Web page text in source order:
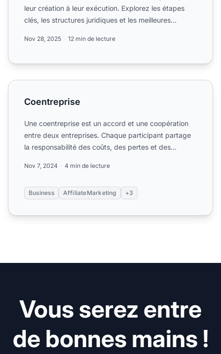
leur création à leur exécution. Explorez les étapes
clés, les structures juridiques et les meilleures
Nov 28, 2025 12 min de lecture
Coentreprise
Coentreprise
Une coentreprise est un accord et une coopération
entre deux entreprises. Chaque participant partage
la responsabilité des coûts, des pertes et des
Nov 7, 2024 4 min de lecture
Business AffiliateMarketing +3
Vous serez entre
de bonnes mains !